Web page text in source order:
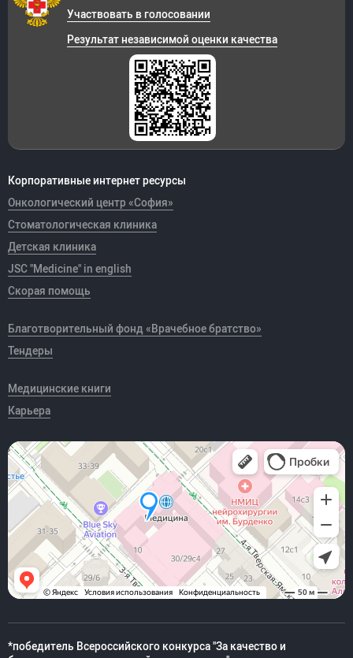
Корпоративные интернет ресурсы
Онкологический центр «София»
Стоматологическая клиника
Детская клиника
JSC "Medicine" in english
Скорая помощь
Благотворительный фонд «Врачебное братство»
Тендеры
Медицинские книги
Карьера
Участвовать в голосовании
Результат независимой оценки качества
*победитель Всероссийского конкурса "За качество и